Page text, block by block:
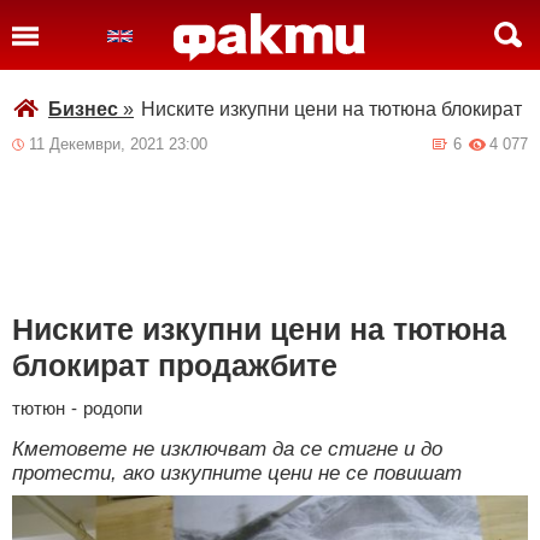
Бизнес » Ниските изкупни цени на тютюна блокират
11 Декември, 2021 23:00 4 077
6
Ниските изкупни цени на тютюна
блокират продажбите
тютюн - родопи
Кметовете не изключват да се стигне и до
протести, ако изкупните цени не се повишат